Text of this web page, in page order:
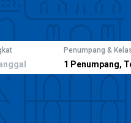
Penumpang &
1 Penumpang,